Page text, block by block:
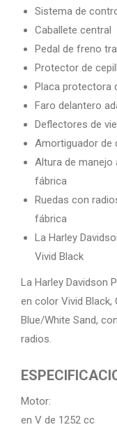
Sistema de
Caballete central
Pedal de freno
Protector de
Placa protectora
Faro delantero
Deflectores de
Amortiguador de
Altura de manejo
fábrica
Ruedas con
fábrica
La Harley
Vivid Black
La Harley Davidson
en color Vivid Black,
Blue/White Sand,
radios.
Motor:
en V de 1252 cc